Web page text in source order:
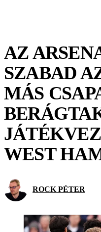
AZ
SZABAD
MÁS
WEST
ROCK PÉTER